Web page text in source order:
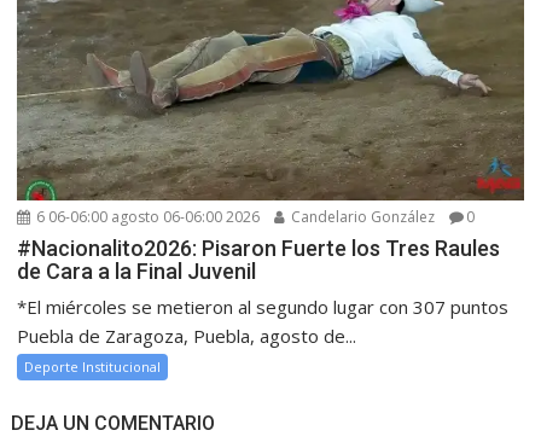
6 06-06:00 agosto 06-06:00 2026 Candelario González 0
#Nacionalito2026: Pisaron Fuerte los Tres Raules
de Cara a la Final Juvenil
*El miércoles se metieron al segundo lugar con 307 puntos
Puebla de Zaragoza, Puebla, agosto de...
Deporte Institucional
DEJA UN COMENTARIO